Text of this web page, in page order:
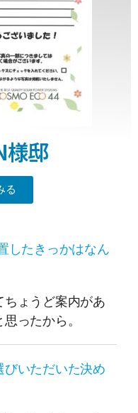
邸
る
したきっかはなん
ちょうど案内があ
ったから。
びいただいた決め